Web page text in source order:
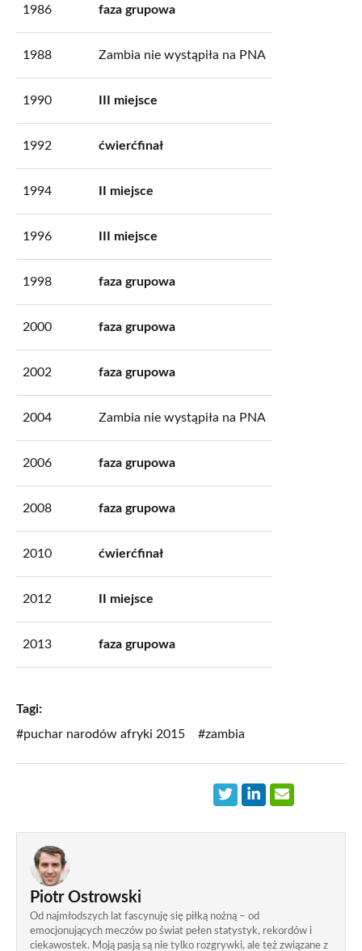
1986 faza grupowa
1988 Zambia nie wystąpiła na PNA
1990 III miejsce
1992 ćwierćfinał
1994 II miejsce
1996 III miejsce
1998 faza grupowa
2000 faza grupowa
2002 faza grupowa
2004 Zambia nie wystąpiła na PNA
2006 faza grupowa
2008 faza grupowa
2010 ćwierćfinał
2012 II miejsce
2013 faza grupowa
Tagi:
#puchar narodów afryki 2015
#zambia
Piotr Ostrowski
Od najmłodszych lat fascynuję się piłką nożną – od
emocjonujących meczów po świat pełen statystyk, rekordów i
ciekawostek. Moją pasją są nie tylko rozgrywki, ale też związane z